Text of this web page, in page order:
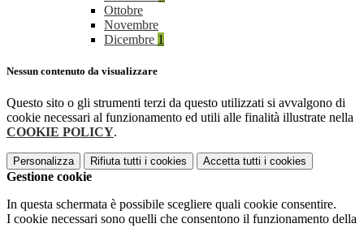
Ottobre
Novembre
Dicembre 1
Nessun contenuto da visualizzare
Questo sito o gli strumenti terzi da questo utilizzati si avvalgono di
cookie necessari al funzionamento ed utili alle finalità illustrate nella
COOKIE POLICY.
Personalizza Rifiuta tutti i cookies Accetta tutti i cookies
Gestione cookie
In questa schermata è possibile scegliere quali cookie consentire.
I cookie necessari sono quelli che consentono il funzionamento della